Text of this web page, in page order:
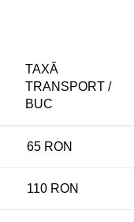
TAXĂ
TRANSPORT /
BUC
65 RON
110 RON